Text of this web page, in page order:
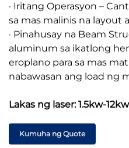
· Iritang Operasyon –
sa mas malinis na layout
· Pinahusay na Beam
aluminum sa ikatlong
eroplano para sa mas
nabawasan ang load ng
Lakas ng laser: 1.5kw-12kw
Kumuha ng Quote